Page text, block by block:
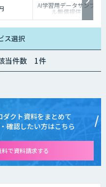
AI学習用データサンプ
ル無償提供
ス選択
当件数 1件
ダクト資料をまとめて
確認したい方はこちら
で資料請求する